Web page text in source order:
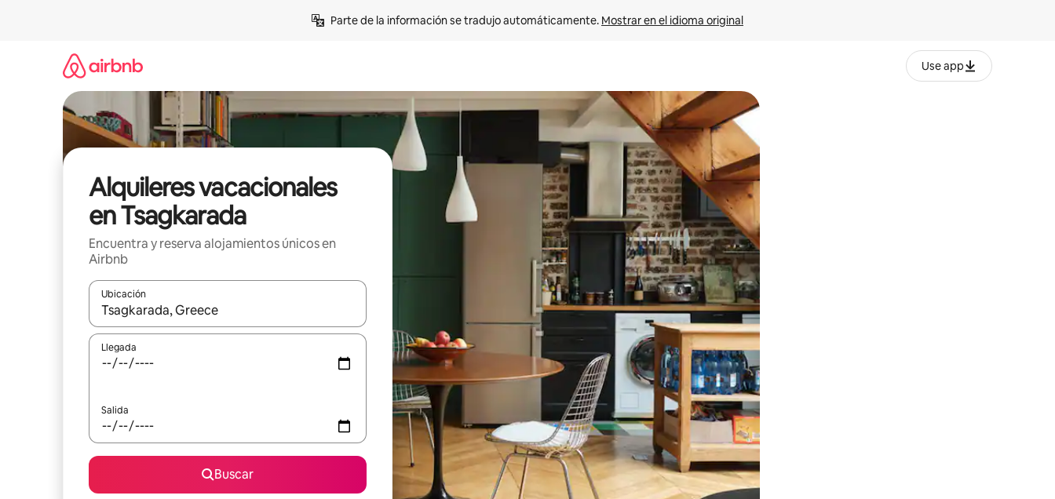
Parte de la información se tradujo automáticamente. Mostrar en el idioma original
Use app
Alquileres vacacionales
en Tsagkarada
Encuentra y reserva alojamientos únicos en
Airbnb
Ubicación
Cuando los resultados estén disponibles, navega con las teclas de flecha hacia arriba y hacia abajo o explora con el tacto o desliza el dedo.
Llegada
Salida
Buscar